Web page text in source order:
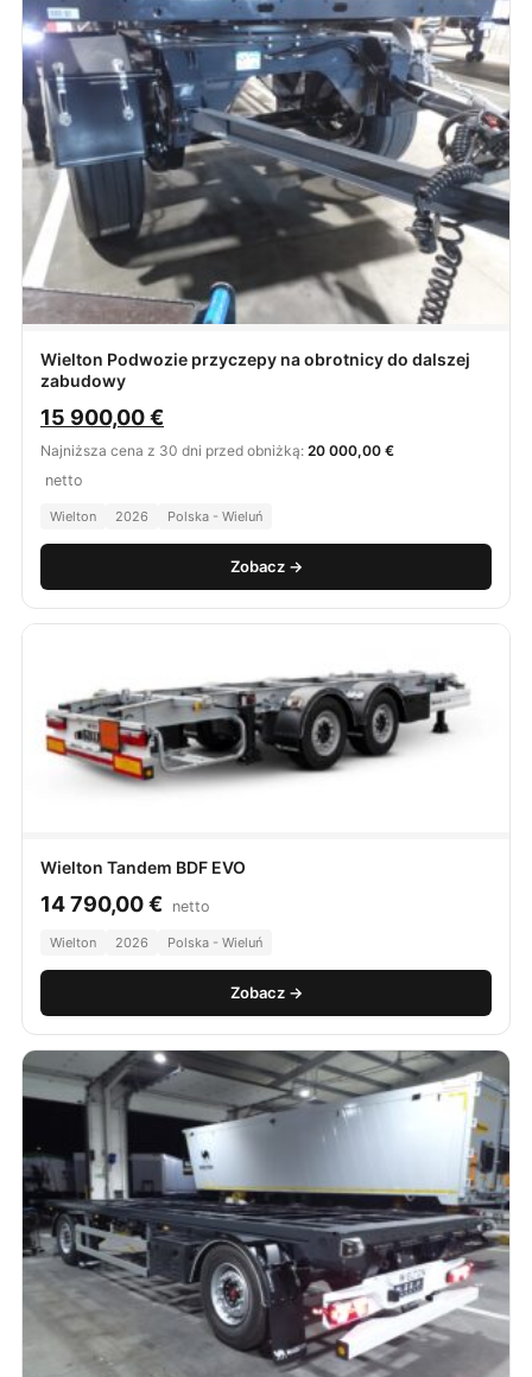
Wielton Podwozie przyczepy na obrotnicy do dalszej
zabudowy
15 900,00€
Najniższa cena z 30 dni przed obniżką: 20 000,00 €
netto
Wielton 2026 Polska - Wieluń
Zobacz →
Wielton Tandem BDF EVO
14 790,00€ netto
Wielton 2026 Polska - Wieluń
Zobacz →